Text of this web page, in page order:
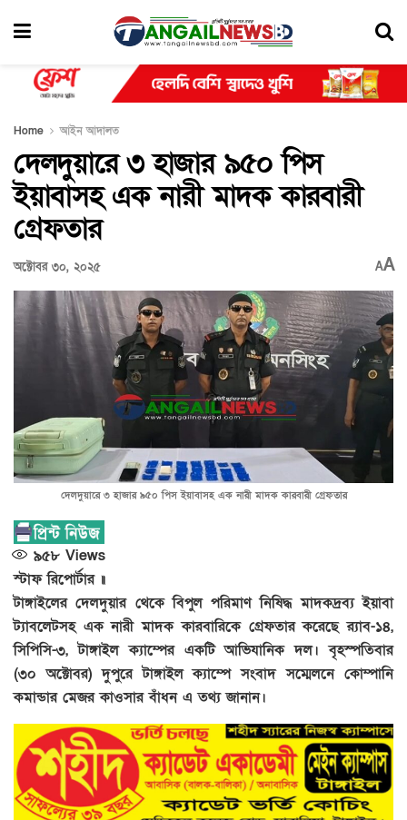
Home আইন আদালত
দেলদুয়ারে ৩ হাজার ৯৫০ পিস
ইয়াবাসহ এক নারী মাদক কারবারী
গ্রেফতার
অক্টোবর ৩০, ২০২৫ AA
দেলদুয়ারে ৩ হাজার ৯৫০ পিস ইয়াবাসহ এক নারী মাদক কারবারী গ্রেফতার
৯৫৮ Views
স্টাফ রিপোর্টার ॥
টাঙ্গাইলের দেলদুয়ার থেকে বিপুল পরিমাণ নিষিদ্ধ মাদকদ্রব্য ইয়াবা
ট্যাবলেটসহ এক নারী মাদক কারবারিকে গ্রেফতার করেছে র‌্যাব-১৪,
সিপিসি-৩, টাঙ্গাইল ক্যাম্পের একটি আভিযানিক দল। বৃহস্পতিবার
(৩০ অক্টোবর) দুপুরে টাঙ্গাইল ক্যাম্পে সংবাদ সম্মেলনে কোম্পানি
কমান্ডার মেজর কাওসার বাঁধন এ তথ্য জানান।